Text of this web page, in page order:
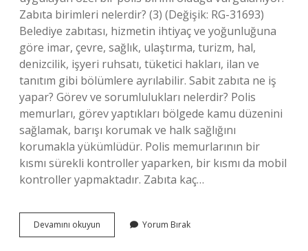
Zabıta birimleri nelerdir? (3) (Değişik: RG-31693)
Belediye zabıtası, hizmetin ihtiyaç ve yoğunluğuna
göre imar, çevre, sağlık, ulaştırma, turizm, hal,
denizcilik, işyeri ruhsatı, tüketici hakları, ilan ve
tanıtım gibi bölümlere ayrılabilir. Sabit zabıta ne iş
yapar? Görev ve sorumlulukları nelerdir? Polis
memurları, görev yaptıkları bölgede kamu düzenini
sağlamak, barışı korumak ve halk sağlığını
korumakla yükümlüdür. Polis memurlarının bir
kısmı sürekli kontroller yaparken, bir kısmı da mobil
kontroller yapmaktadır. Zabıta kaç…
Devamını okuyun
Çeşit
Yorum Bırak